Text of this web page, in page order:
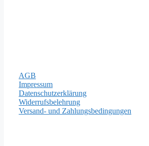
AGB
Impressum
Datenschutzerklärung
Widerrufsbelehrung
Versand- und Zahlungsbedingungen